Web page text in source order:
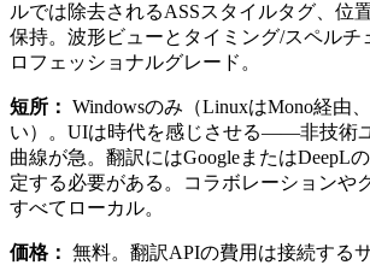
ルでは除去されるASSスタイルタグ、位
保持。波形ビューとタイミング/スペルチ
ロフェッショナルグレード。
短所： Windowsのみ（LinuxはMono経由
い）。UIは時代を感じさせる——非技術
曲線が急。翻訳にはGoogleまたはDeepL
定する必要がある。コラボレーションや
すべてローカル。
価格： 無料。翻訳APIの費用は接続する